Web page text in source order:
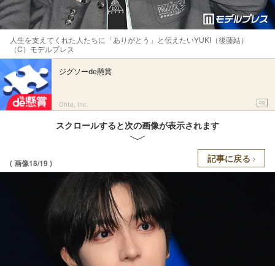
人生を支えてくれた人たちに「ありがとう」と伝えたいYUKI（後藤結）
（C）モデルプレス
ジグソーde懸賞
Ohte, Inc. PR
スクロールすると次の画像が表示されます
( 画像18/19 ) 記事に戻る